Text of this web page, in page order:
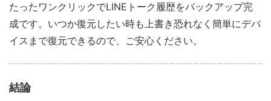
たったワンクリックでLINEトーク履歴をバックアップ完
成です。いつか復元したい時も上書き恐れなく簡単にデバ
イスまで復元できるので、ご安心ください。
結論